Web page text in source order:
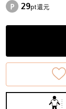
29pt還元